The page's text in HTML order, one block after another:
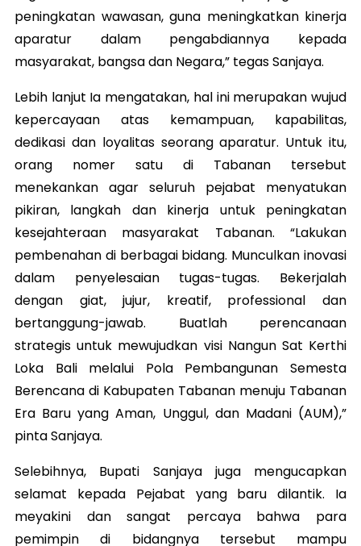
peningkatan wawasan, guna meningkatkan kinerja
aparatur dalam pengabdiannya kepada
masyarakat, bangsa dan Negara,” tegas Sanjaya.
Lebih lanjut Ia mengatakan, hal ini merupakan wujud
kepercayaan atas kemampuan, kapabilitas,
dedikasi dan loyalitas seorang aparatur. Untuk itu,
orang nomer satu di Tabanan tersebut
menekankan agar seluruh pejabat menyatukan
pikiran, langkah dan kinerja untuk peningkatan
kesejahteraan masyarakat Tabanan. “Lakukan
pembenahan di berbagai bidang. Munculkan inovasi
dalam penyelesaian tugas-tugas. Bekerjalah
dengan giat, jujur, kreatif, professional dan
bertanggung-jawab. Buatlah perencanaan
strategis untuk mewujudkan visi Nangun Sat Kerthi
Loka Bali melalui Pola Pembangunan Semesta
Berencana di Kabupaten Tabanan menuju Tabanan
Era Baru yang Aman, Unggul, dan Madani (AUM),”
pinta Sanjaya.
Selebihnya, Bupati Sanjaya juga mengucapkan
selamat kepada Pejabat yang baru dilantik. Ia
meyakini dan sangat percaya bahwa para
pemimpin di bidangnya tersebut mampu